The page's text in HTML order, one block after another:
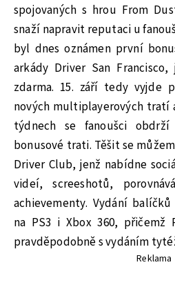
spojovaných s hrou From
snaží napravit reputaci u
byl dnes oznámen první
arkády Driver San
zdarma. 15. září tedy vyjde
nových multiplayerových tratí
týdnech se fanoušci
bonusové trati. Těšit se
Driver Club, jenž nabídne
videí, screeshotů,
achievementy. Vydání
na PS3 i Xbox 360, přičemž
pravděpodobně s vydáním
Reklama